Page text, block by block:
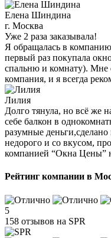
Елена Шиндина
г. Москва
Уже 2 раза заказывала!
Я обращалась в
первый раз покупала
спальню и комнату). Мне
компания, и я всегда
Лилия
Долго тянула, но всё же
себе балкон в
разумные
недорого и со вкусом,
компанией “Окна Цены”
Рейтинг компании в
5
158 отзывов на SPR